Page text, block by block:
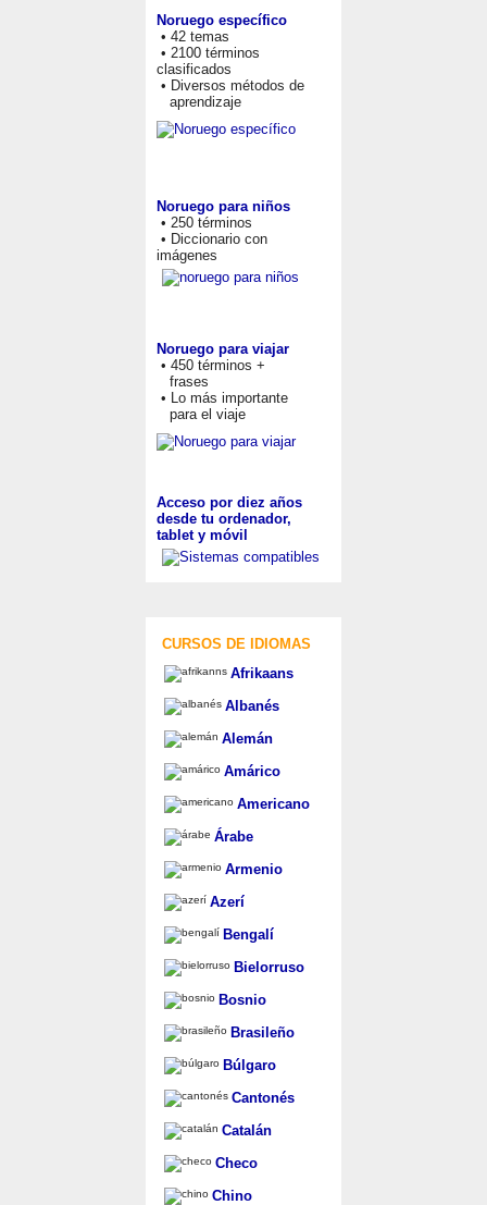
Noruego específico
• 42 temas
• 2100 términos
clasificados
• Diversos métodos de
aprendizaje
Noruego para niños
• 250 términos
• Diccionario con
imágenes
Noruego para viajar
• 450 términos +
frases
• Lo más importante
para el viaje
Acceso por diez años
desde tu ordenador,
tablet y móvil
CURSOS DE IDIOMAS
Afrikaans
Albanés
Alemán
Amárico
Americano
Árabe
Armenio
Azerí
Bengalí
Bielorruso
Bosnio
Brasileño
Búlgaro
Cantonés
Catalán
Checo
Chino